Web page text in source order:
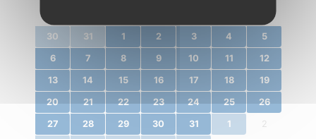
30 31 1 2 3 4 5
6 7 8 9 10 11 12
13 14 15 16 17 18 19
20 21 22 23 24 25 26
27 28 29 30 31 1 2